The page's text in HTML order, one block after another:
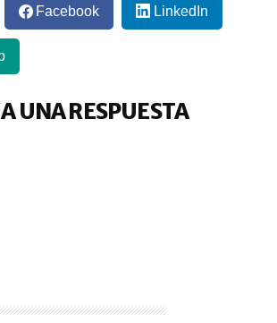
Facebook LinkedIn
UNA RESPUESTA